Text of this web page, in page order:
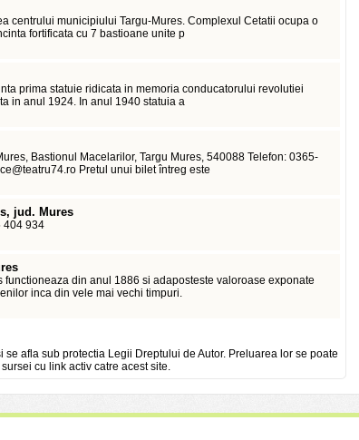
centrului municipiului Targu-Mures. Complexul Cetatii ocupa o
fortificata cu 7 bastioane unite p
prima statuie ridicata in memoria conducatorului revolutiei
in anul 1924. In anul 1940 statuia a
Bastionul Macelarilor, Targu Mures, 540088 Telefon: 0365-
Pretul unui bilet întreg este
jud. Mures
404 934
functioneaza din anul 1886 si adaposteste valoroase exponate
inca din vele mai vechi timpuri.
afla sub protectia Legii Dreptului de Autor. Preluarea lor se poate
cu link activ catre acest site.